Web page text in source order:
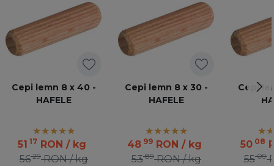
Cepi lemn 8 x 40 -
HAFELE
51 17 RON / kg
5629 RON / kg
Cepi lemn 8 x 30 -
HAFELE
48 99 RON / kg
5389 RON / kg
Cepi
5008
5509